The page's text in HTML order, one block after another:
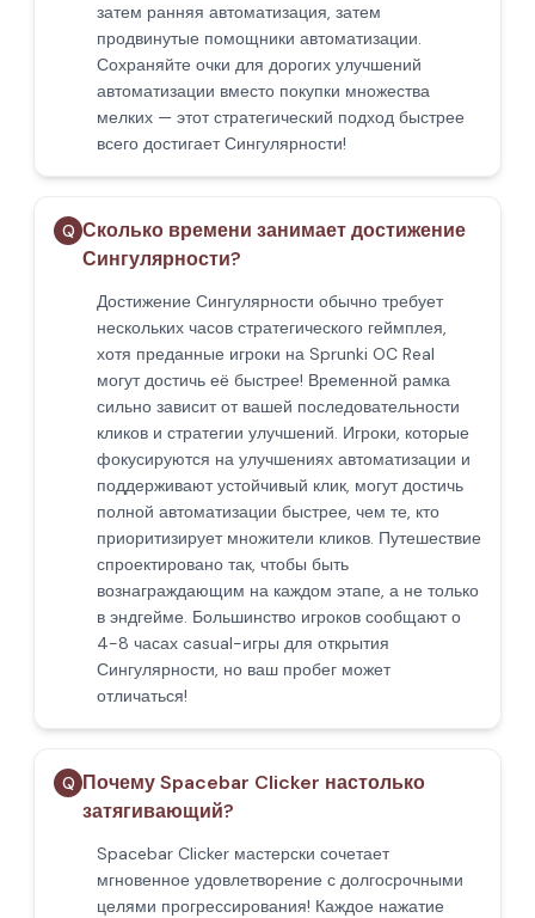
затем ранняя автоматизация, затем
продвинутые помощники автоматизации.
Сохраняйте очки для дорогих улучшений
автоматизации вместо покупки множества
мелких — этот стратегический подход быстрее
всего достигает Сингулярности!
Q Сколько времени занимает достижение
Сингулярности?
Достижение Сингулярности обычно требует
нескольких часов стратегического геймплея,
хотя преданные игроки на Sprunki OC Real
могут достичь её быстрее! Временной рамка
сильно зависит от вашей последовательности
кликов и стратегии улучшений. Игроки, которые
фокусируются на улучшениях автоматизации и
поддерживают устойчивый клик, могут достичь
полной автоматизации быстрее, чем те, кто
приоритизирует множители кликов. Путешествие
спроектировано так, чтобы быть
вознаграждающим на каждом этапе, а не только
в эндгейме. Большинство игроков сообщают о
4-8 часах casual-игры для открытия
Сингулярности, но ваш пробег может
отличаться!
Q Почему Spacebar Clicker настолько
затягивающий?
Spacebar Clicker мастерски сочетает
мгновенное удовлетворение с долгосрочными
целями прогрессирования! Каждое нажатие